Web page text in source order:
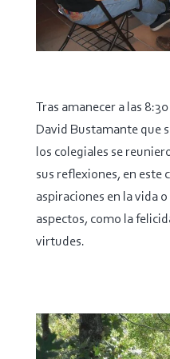
Tras amanecer a las
David Bustamante que
los colegiales se
sus reflexiones, en este
aspiraciones en la vida
aspectos, como la
virtudes.